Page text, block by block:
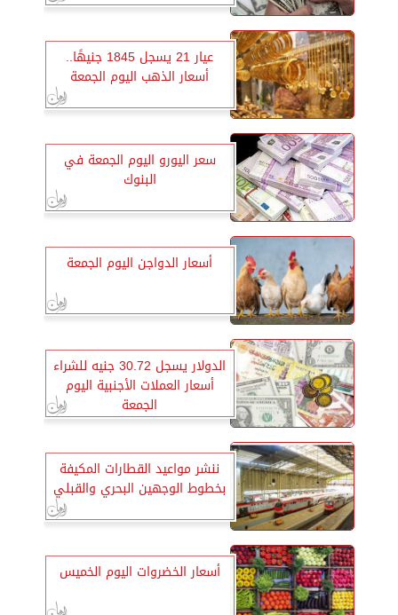
عيار 21 يسجل 1845 جنيهًا..
أسعار الذهب اليوم الجمعة
سعر اليورو اليوم الجمعة في
البنوك
أسعار الدواجن اليوم الجمعة
الدولار يسجل 30.72 جنيه للشراء
أسعار العملات الأجنبية اليوم
الجمعة
ننشر مواعيد القطارات المكيفة
بخطوط الوجهين البحري والقبلي
أسعار الخضروات اليوم الخميس